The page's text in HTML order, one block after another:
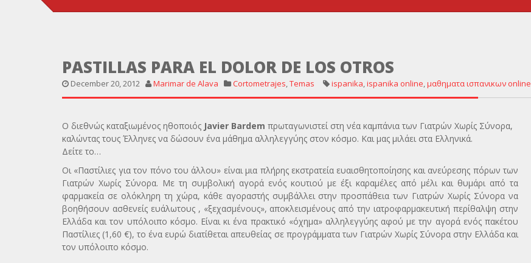
PASTILLAS PARA EL DOLOR DE LOS OTROS
December 20, 2012 Marimar de Alava Cortometrajes,Temas ispanika,ispanika online,μαθηματα ισπανικων online
Ο διεθνώς καταξιωμένος ηθοποιός Javier Bardem πρωταγωνιστεί στη νέα καμπάνια των Γιατρών Χωρίς Σύνορα,
καλώντας τους Έλληνες να δώσουν ένα μάθημα αλληλεγγύης στον κόσμο. Και μας μιλάει στα Ελληνικά.
Δείτε το…
Οι «Παστίλιες για τον πόνο του άλλου» είναι μια πλήρης εκστρατεία ευαισθητοποίησης και ανεύρεσης πόρων των
Γιατρών Χωρίς Σύνορα. Με τη συμβολική αγορά ενός κουτιού με έξι καραμέλες από μέλι και θυμάρι από τα
φαρμακεία σε ολόκληρη τη χώρα, κάθε αγοραστής συμβάλλει στην προσπάθεια των Γιατρών Χωρίς Σύνορα να
βοηθήσουν ασθενείς ευάλωτους , «ξεχασμένους», αποκλεισμένους από την ιατροφαρμακευτική περίθαλψη στην
Ελλάδα και τον υπόλοιπο κόσμο. Είναι κι ένα πρακτικό «όχημα» αλληλεγγύης αφού με την αγορά ενός πακέτου
Παστίλιες (1,60 €), το ένα ευρώ διατίθεται απευθείας σε προγράμματα των Γιατρών Χωρίς Σύνορα στην Ελλάδα και
τον υπόλοιπο κόσμο.